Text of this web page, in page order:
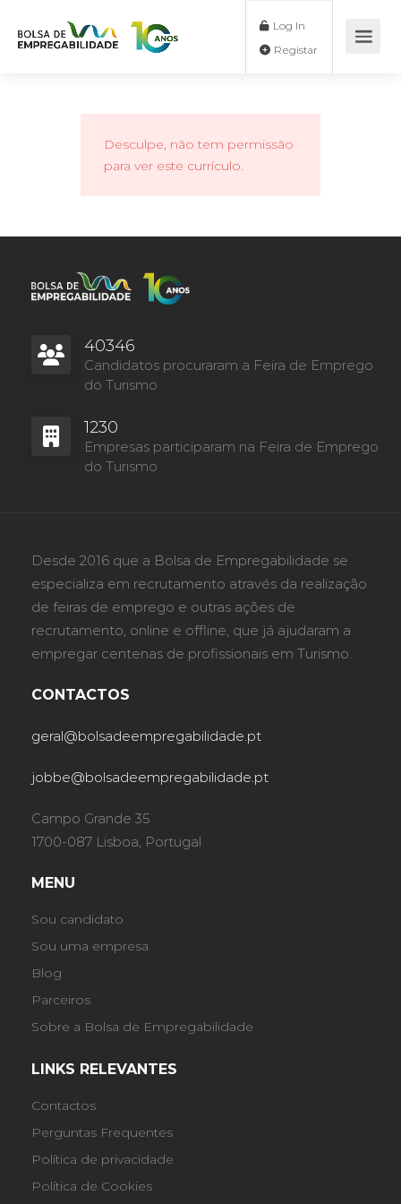
Log In
Desculpe, não tem permissão
para ver este currículo.
40346
Candidatos procuraram a Feira de Emprego
do Turismo
1230
Empresas participaram na Feira de Emprego
do Turismo
Desde 2016 que a Bolsa de Empregabilidade se
especializa em recrutamento através da realização
de feiras de emprego e outras ações de
recrutamento, online e offline, que já ajudaram a
empregar centenas de profissionais em Turismo.
CONTACTOS
geral@bolsadeempregabilidade.pt
jobbe@bolsadeempregabilidade.pt
Campo Grande 35
1700-087 Lisboa, Portugal
MENU
Sou candidato
Sou uma empresa
Blog
Parceiros
Sobre a Bolsa de Empregabilidade
LINKS RELEVANTES
Contactos
Perguntas Frequentes
Política de privacidade
Política de Cookies